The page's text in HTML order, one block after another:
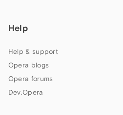
Help
Help & support
Opera blogs
Opera forums
Dev.Opera